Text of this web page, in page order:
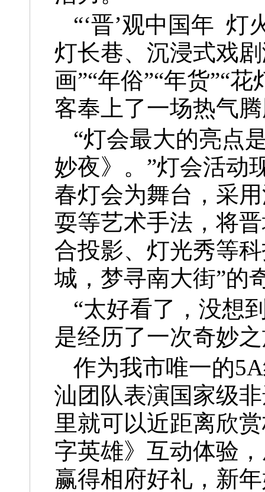
“‘晋’观中国年 灯
灯长巷、沉浸式戏
画”“年俗”“年货”“
客奉上了一场热气
“灯会最大的亮点
妙夜》。”灯会活动
春灯会为舞台，采
耍等艺术手法，将
合投影、灯光秀等
城，梦寻南大街”的
“太好看了，没想
是经历了一次奇妙
作为我市唯一的
汕团队表演国家级
里就可以近距离欣
字英雄》互动体验
赢得相府好礼，新